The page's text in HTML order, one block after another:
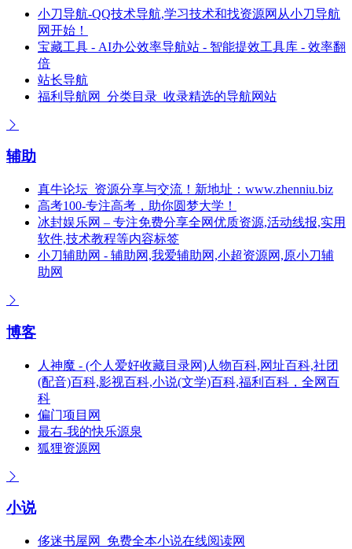
小刀导航-QQ技术导航,学习技术和找资源网从小刀导航
网开始！
宝藏工具 - AI办公效率导航站 - 智能提效工具库 - 效率翻
倍
站长导航
福利导航网_分类目录_收录精选的导航网站
辅助
真牛论坛_资源分享与交流！新地址：www.zhenniu.biz
高考100-专注高考，助你圆梦大学！
冰封娱乐网 – 专注免费分享全网优质资源,活动线报,实用
软件,技术教程等内容标签
小刀辅助网 - 辅助网,我爱辅助网,小超资源网,原小刀辅
助网
博客
人神魔 - (个人爱好收藏目录网)人物百科,网址百科,社团
(配音)百科,影视百科,小说(文学)百科,福利百科，全网百
科
偏门项目网
最右-我的快乐源泉
狐狸资源网
小说
侈迷书屋网_免费全本小说在线阅读网